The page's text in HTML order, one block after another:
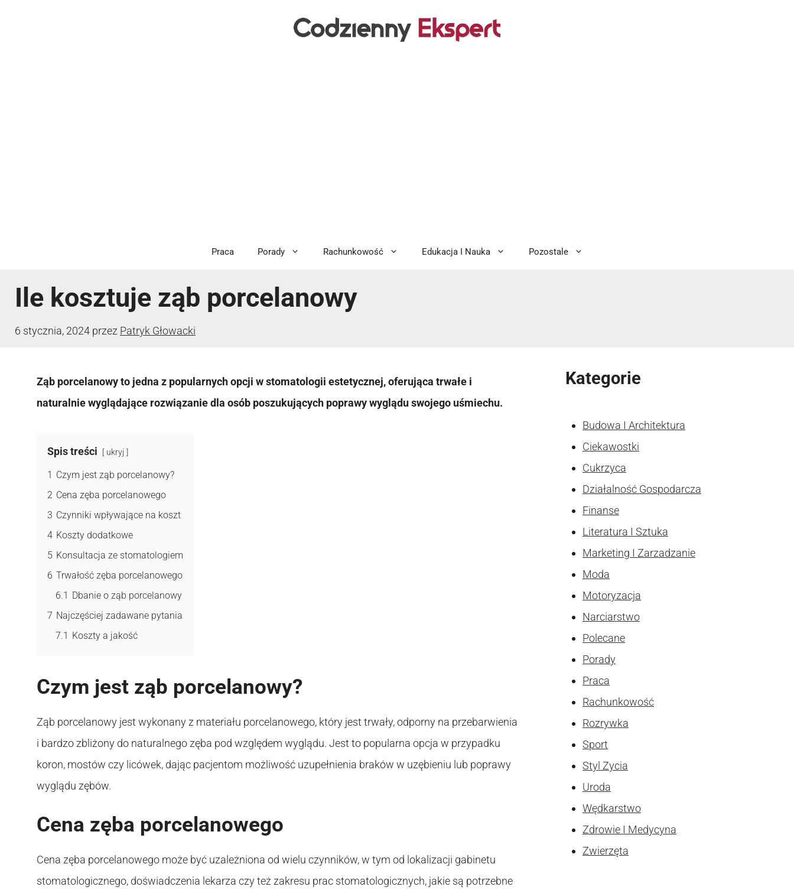
Praca Porady Rachunkowość Edukacja I Nauka Pozostale
Ile kosztuje ząb porcelanowy
6 stycznia, 2024 przez Patryk Głowacki
Ząb porcelanowy to jedna z popularnych opcji w stomatologii estetycznej, oferująca trwałe i
naturalnie wyglądające rozwiązanie dla osób poszukujących poprawy wyglądu swojego uśmiechu.
Spis treści ukryj
1 Czym jest ząb porcelanowy?
2 Cena zęba porcelanowego
3 Czynniki wpływające na koszt
4 Koszty dodatkowe
5 Konsultacja ze stomatologiem
6 Trwałość zęba porcelanowego
6.1 Dbanie o ząb porcelanowy
7 Najczęściej zadawane pytania
7.1 Koszty a jakość
Czym jest ząb porcelanowy?
Ząb porcelanowy jest wykonany z materiału porcelanowego, który jest trwały, odporny na przebarwienia
i bardzo zbliżony do naturalnego zęba pod względem wyglądu. Jest to popularna opcja w przypadku
koron, mostów czy licówek, dając pacjentom możliwość uzupełnienia braków w uzębieniu lub poprawy
wyglądu zębów.
Cena zęba porcelanowego
Cena zęba porcelanowego może być uzależniona od wielu czynników, w tym od lokalizacji gabinetu
stomatologicznego, doświadczenia lekarza czy też zakresu prac stomatologicznych, jakie są potrzebne
Kategorie
Budowa I Architektura
Ciekawostki
Cukrzyca
Działalność Gospodarcza
Finanse
Literatura I Sztuka
Marketing I Zarzadzanie
Moda
Motoryzacja
Narciarstwo
Polecane
Porady
Praca
Rachunkowość
Rozrywka
Sport
Styl Zycia
Uroda
Wędkarstwo
Zdrowie I Medycyna
Zwierzęta